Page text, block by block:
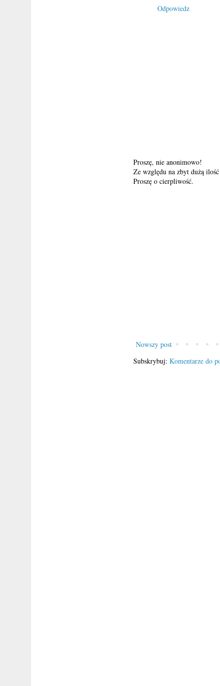
Odpowiedz
Proszę, nie anonimowo!
Ze względu na zbyt dużą
Proszę o cierpliwość.
Nowszy post
Subskrybuj: Komentarze do